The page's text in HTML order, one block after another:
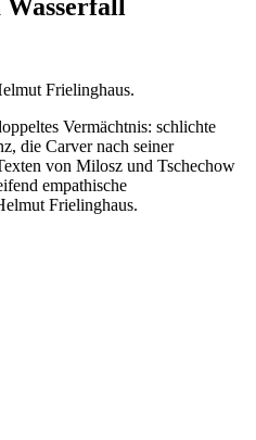
Frielinghaus.
Vermächtnis: schlichte
die Carver nach seiner
von Milosz und Tschechow
empathische
Frielinghaus.